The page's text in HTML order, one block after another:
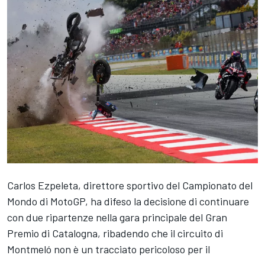
Carlos Ezpeleta, direttore sportivo del Campionato del
Mondo di MotoGP, ha difeso la decisione di continuare
con due ripartenze nella gara principale del Gran
Premio di Catalogna, ribadendo che il circuito di
Montmeló non è un tracciato pericoloso per il